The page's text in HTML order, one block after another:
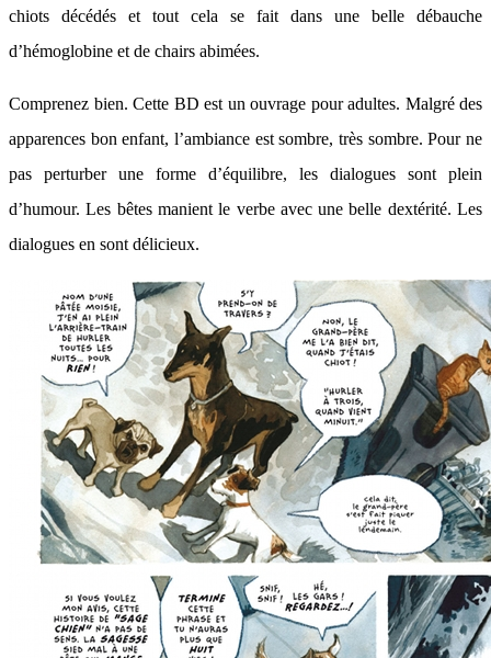
chiots décédés et tout cela se fait dans une belle débauche
d’hémoglobine et de chairs abimées.
Comprenez bien. Cette BD est un ouvrage pour adultes. Malgré des
apparences bon enfant, l’ambiance est sombre, très sombre. Pour ne
pas perturber une forme d’équilibre, les dialogues sont plein
d’humour. Les bêtes manient le verbe avec une belle dextérité. Les
dialogues en sont délicieux.